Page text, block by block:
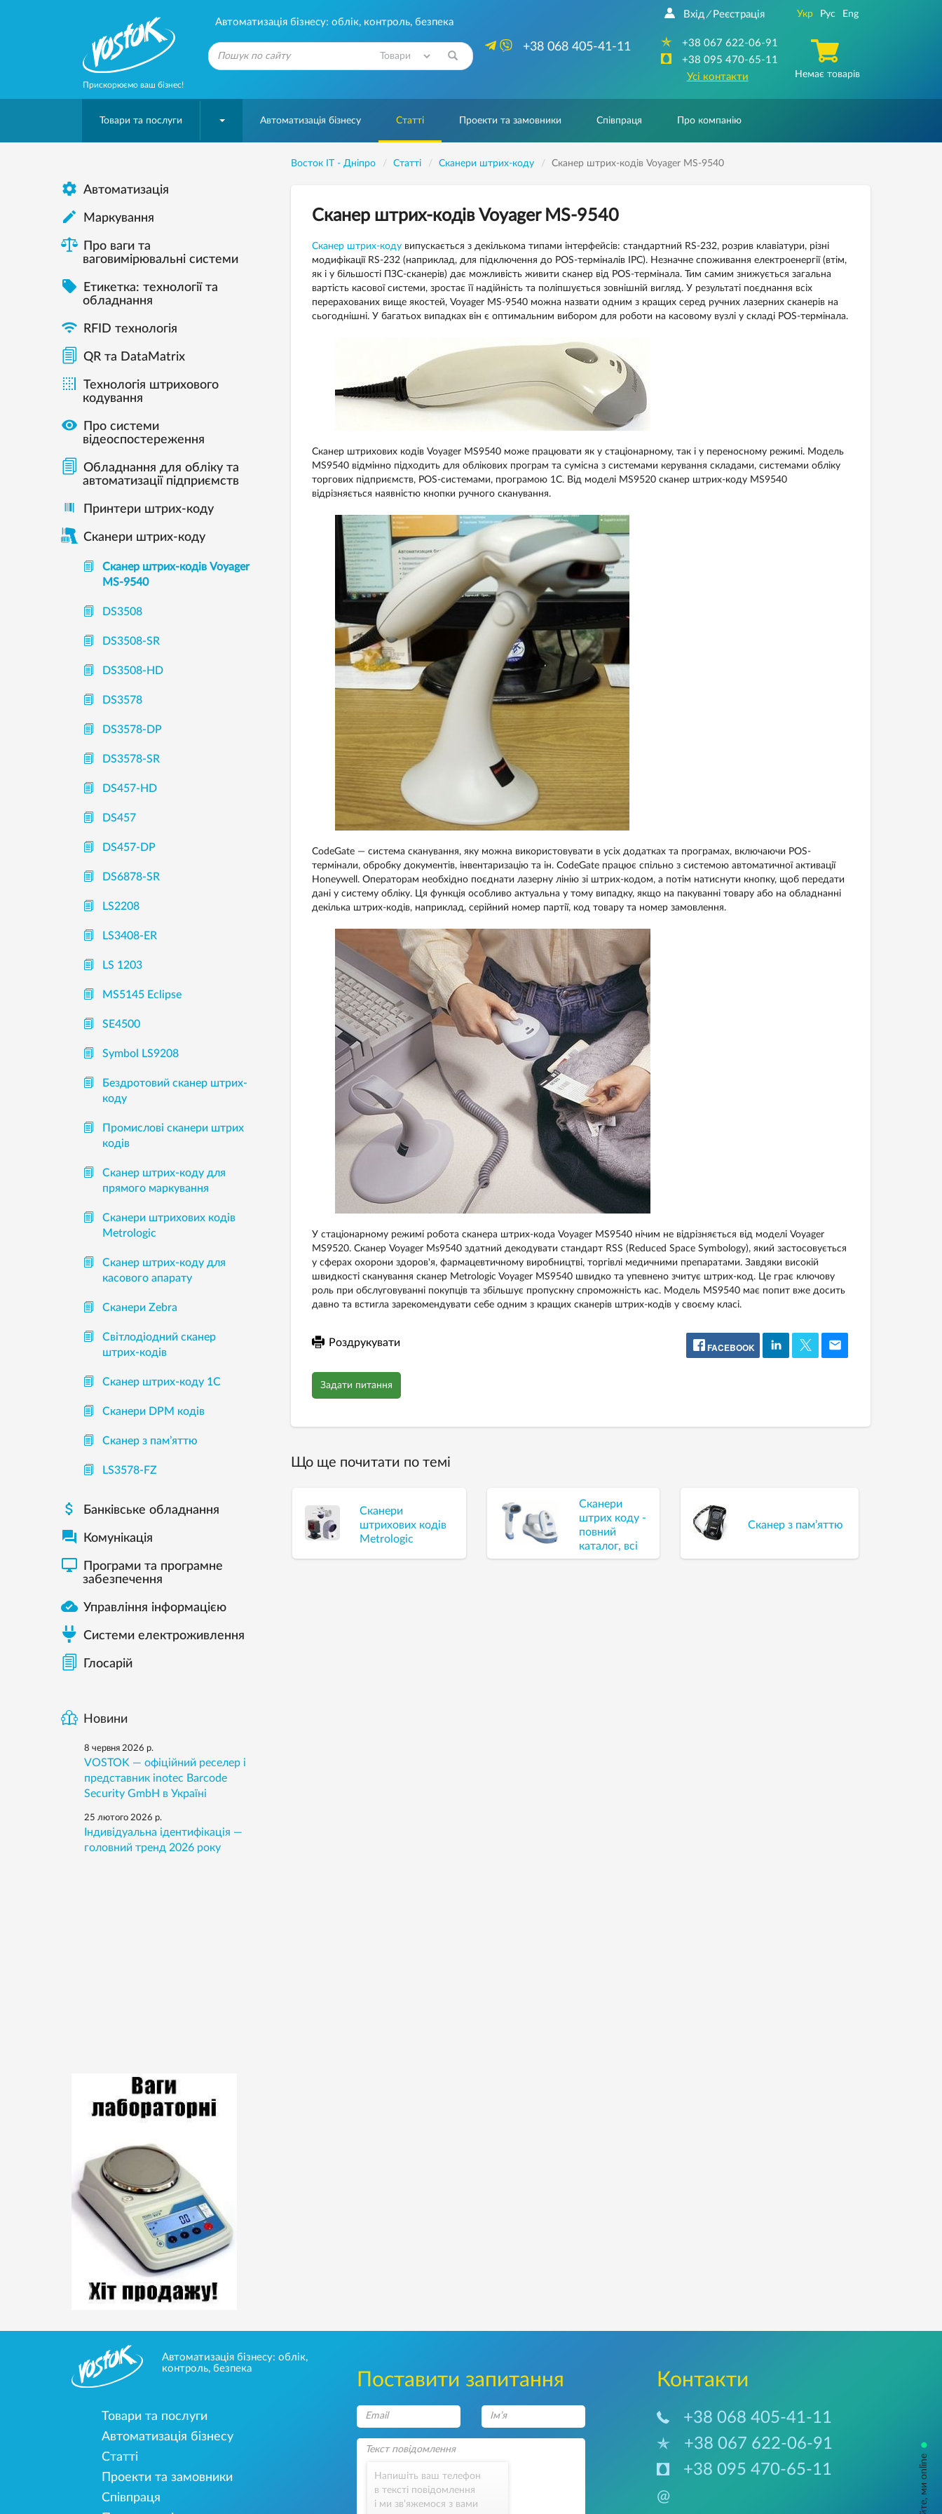
Прискорюємо ваш бізнес!
Автоматизація бізнесу: облік, контроль, безпека
+38 068 405-41-11
Вхід / Реєстрація
+38 067 622-06-91
+38 095 470-65-11
Усі контакти
Укр Рус Eng
Немає товарів
Товари та послуги Автоматизація бізнесу Статті Проекти та замовники Співпраця Про компанію
Восток IT - Дніпро Статті Сканери штрих-коду Cканер штрих-кодів Voyager MS-9540
Cканер штрих-кодів Voyager MS-9540
Сканер штрих-кодувипускається з декількома типами інтерфейсів: стандартний RS-232, розрив клавіатури, різні
модифікації RS-232 (наприклад, для підключення до POS-терміналів IPC). Незначне споживання електроенергії (втім,
як і у більшості ПЗС-сканерів) дає можливість живити сканер від POS-термінала. Тим самим знижується загальна
вартість касової системи, зростає її надійність та поліпшується зовнішній вигляд. У результаті поєднання всіх
перерахованих вище якостей, Voyager MS-9540 можна назвати одним з кращих серед ручних лазерних сканерів на
сьогоднішні. У багатьох випадках він є оптимальним вибором для роботи на касовому вузлі у складі POS-термінала.
Сканер штрихових кодів Voyager MS9540 може працювати як у стаціонарному, так і у переносному режимі. Модель
MS9540 відмінно підходить для облікових програм та сумісна з системами керування складами, системами обліку
торгових підприємств, POS-системами, програмою 1С. Від моделі MS9520 сканер штрих-коду MS9540
відрізняється наявністю кнопки ручного сканування.
CodeGate — система сканування, яку можна використовувати в усіх додатках та програмах, включаючи POS-
термінали, обробку документів, інвентаризацію та ін. CodeGate працює спільно з системою автоматичної активації
Honeywell. Операторам необхідно поєднати лазерну лінію зі штрих-кодом, а потім натиснути кнопку, щоб передати
дані у систему обліку. Ця функція особливо актуальна у тому випадку, якщо на пакуванні товару або на обладнанні
декілька штрих-кодів, наприклад, серійний номер партії, код товару та номер замовлення.
У стаціонарному режимі робота сканера штрих-кода Voyager MS9540 нічим не відрізняється від моделі Voyager
MS9520. Сканер Voyager Ms9540 здатний декодувати стандарт RSS (Reduced Space Symbology), який застосовується
у сферах охорони здоров'я, фармацевтичному виробництві, торгівлі медичними препаратами. Завдяки високій
швидкості сканування сканер Metrologic Voyager MS9540 швидко та упевнено зчитує штрих-код. Це грає ключову
роль при обслуговуванні покупців та збільшує пропускну спроможність кас. Модель MS9540 має попит вже досить
давно та встигла зарекомендувати себе одним з кращих сканерів штрих-кодів у своєму класі.
Роздрукувати FACEBOOK
Задати питання
Що ще почитати по темі
Сканери
штрихових кодів
Metrologic
Сканери
штрих коду -
повний
каталог, всі
моделі
Сканер з пам’яттю
 Автоматизація
 Mаркування
Про ваги та
ваговимірювальні системи

Етикетка: технології та
обладнання
 RFID технологія
QR та DataMatrix

Технологія штрихового
кодування

Про системи
відеоспостереження
Обладнання для обліку та
автоматизації підприємств
Принтери штрих-коду
Сканери штрих-коду
Cканер штрих-кодів Voyager
MS-9540
DS3508
DS3508-SR
DS3508-HD
DS3578
DS3578-DP
DS3578-SR
DS457-HD
DS457
DS457-DP
DS6878-SR
LS2208
LS3408-ER
LS 1203
MS5145 Eclipse
SE4500
Symbol LS9208
Бездротовий сканер штрих-
коду
Промислові сканери штрих
кодів
Сканер штрих-коду для
прямого маркування
Сканери штрихових кодів
Metrologic
Сканер штрих-коду для
касового апарату
Сканери Zebra
Світлодіодний сканер
штрих-кодів
Сканер штрих-коду 1С
Сканери DPM кодів
Сканер з пам’яттю
LS3578-FZ
 Банківське обладнання
 Комунікація

Програми та програмне
забезпечення
 Управління інформацією
Системи електроживлення
Глосарій
Новини
8 червня 2026 р.
VOSTOK — офіційний реселер і
представник inotec Barcode
Security GmbH в Україні
25 лютого 2026 р.
Індивідуальна ідентифікація —
головний тренд 2026 року
Автоматизація бізнесу: облік,
контроль, безпека
Товари та послуги
Автоматизація бізнесу
Статті
Проекти та замовники
Співпраця
Поставити запитання
Напишіть ваш телефон
в тексті повідомлення
і ми зв’яжемося з вами
Контакти
+38 068 405-41-11
+38 067 622-06-91
+38 095 470-65-11
@
•